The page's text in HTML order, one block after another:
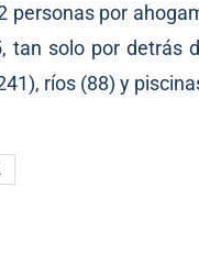
personas por
tan solo por detrás
ríos (88) y